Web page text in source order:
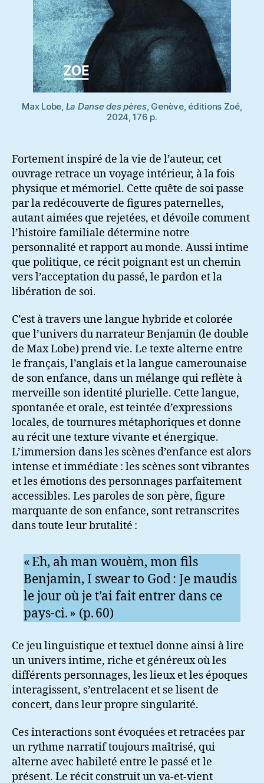
Max Lobe, La Danse des pères, Genève, éditions Zoé,
2024, 176 p.
Fortement inspiré de la vie de l’auteur, cet
ouvrage retrace un voyage intérieur, à la fois
physique et mémoriel. Cette quête de soi passe
par la redécouverte de figures paternelles,
autant aimées que rejetées, et dévoile comment
l’histoire familiale détermine notre
personnalité et rapport au monde. Aussi intime
que politique, ce récit poignant est un chemin
vers l’acceptation du passé, le pardon et la
libération de soi.
C’est à travers une langue hybride et colorée
que l’univers du narrateur Benjamin (le double
de Max Lobe) prend vie. Le texte alterne entre
le français, l’anglais et la langue camerounaise
de son enfance, dans un mélange qui reflète à
merveille son identité plurielle. Cette langue,
spontanée et orale, est teintée d’expressions
locales, de tournures métaphoriques et donne
au récit une texture vivante et énergique.
L’immersion dans les scènes d’enfance est alors
intense et immédiate : les scènes sont vibrantes
et les émotions des personnages parfaitement
accessibles. Les paroles de son père, figure
marquante de son enfance, sont retranscrites
dans toute leur brutalité :
« Eh, ah man wouèm, mon fils
Benjamin, I swear to God : Je maudis
le jour où je t’ai fait entrer dans ce
pays-ci. » (p. 60)
Ce jeu linguistique et textuel donne ainsi à lire
un univers intime, riche et généreux où les
différents personnages, les lieux et les époques
interagissent, s’entrelacent et se lisent de
concert, dans leur propre singularité.
Ces interactions sont évoquées et retracées par
un rythme narratif toujours maîtrisé, qui
alterne avec habileté entre le passé et le
présent. Le récit construit un va-et-vient